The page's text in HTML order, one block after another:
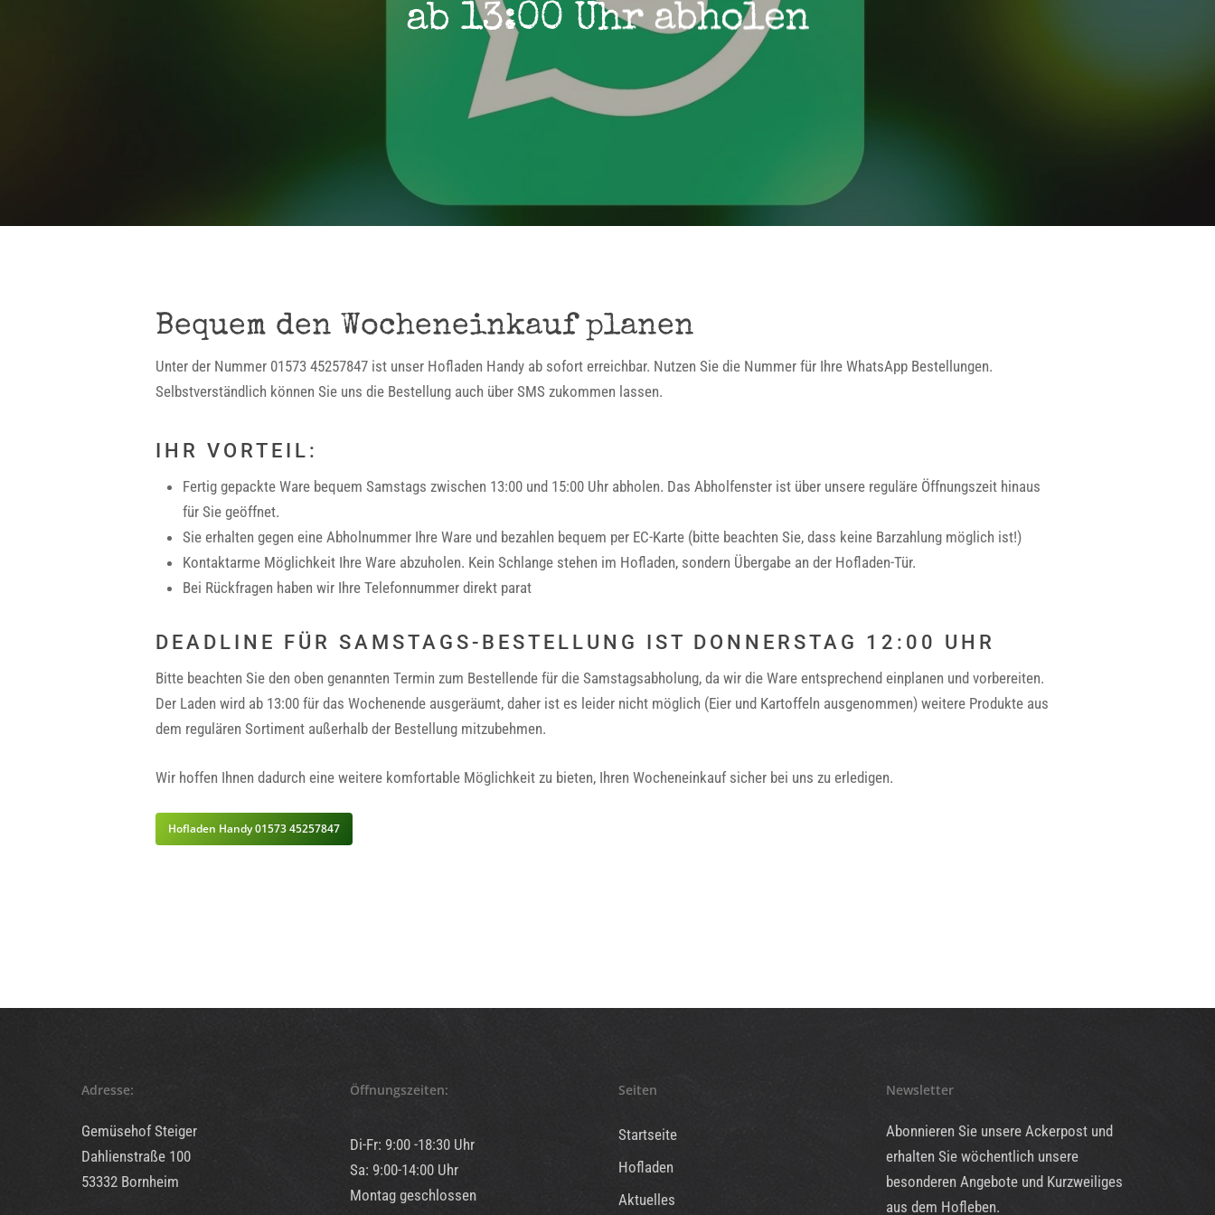
ab 13:00 Uhr abholen
Bequem den Wocheneinkauf planen
Unter der Nummer 01573 45257847 ist unser Hofladen Handy ab sofort erreichbar. Nutzen Sie die Nummer für Ihre WhatsApp Bestellungen.
Selbstverständlich können Sie uns die Bestellung auch über SMS zukommen lassen.
IHR VORTEIL:
Fertig gepackte Ware bequem Samstags zwischen 13:00 und 15:00 Uhr abholen. Das Abholfenster ist über unsere reguläre Öffnungszeit hinaus
für Sie geöffnet.
Sie erhalten gegen eine Abholnummer Ihre Ware und bezahlen bequem per EC-Karte (bitte beachten Sie, dass keine Barzahlung möglich ist!)
Kontaktarme Möglichkeit Ihre Ware abzuholen. Kein Schlange stehen im Hofladen, sondern Übergabe an der Hofladen-Tür.
Bei Rückfragen haben wir Ihre Telefonnummer direkt parat
DEADLINE FÜR SAMSTAGS-BESTELLUNG IST DONNERSTAG 12:00 UHR
Bitte beachten Sie den oben genannten Termin zum Bestellende für die Samstagsabholung, da wir die Ware entsprechend einplanen und vorbereiten.
Der Laden wird ab 13:00 für das Wochenende ausgeräumt, daher ist es leider nicht möglich (Eier und Kartoffeln ausgenommen) weitere Produkte aus
dem regulären Sortiment außerhalb der Bestellung mitzubehmen.
Wir hoffen Ihnen dadurch eine weitere komfortable Möglichkeit zu bieten, Ihren Wocheneinkauf sicher bei uns zu erledigen.
Hofladen Handy 01573 45257847
Adresse:
Gemüsehof Steiger
Dahlienstraße 100
53332 Bornheim
Öffnungszeiten:
Di-Fr: 9:00 -18:30 Uhr
Sa: 9:00-14:00 Uhr
Montag geschlossen
Seiten
Startseite
Hofladen
Aktuelles
Newsletter
Abonnieren Sie unsere Ackerpost und
erhalten Sie wöchentlich unsere
besonderen Angebote und Kurzweiliges
aus dem Hofleben.